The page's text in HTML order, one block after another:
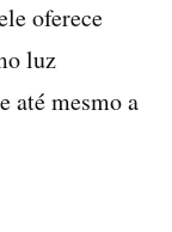
oferece
luz
até mesmo a